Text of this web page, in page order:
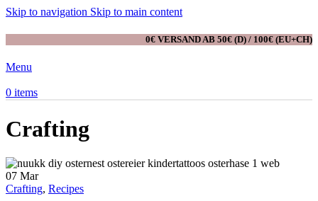
Skip to navigation Skip to main content
0€ VERSAND AB 50€ (D) / 100€ (EU+CH)
Menu
0 items
Crafting
07 Mar
Crafting, Recipes